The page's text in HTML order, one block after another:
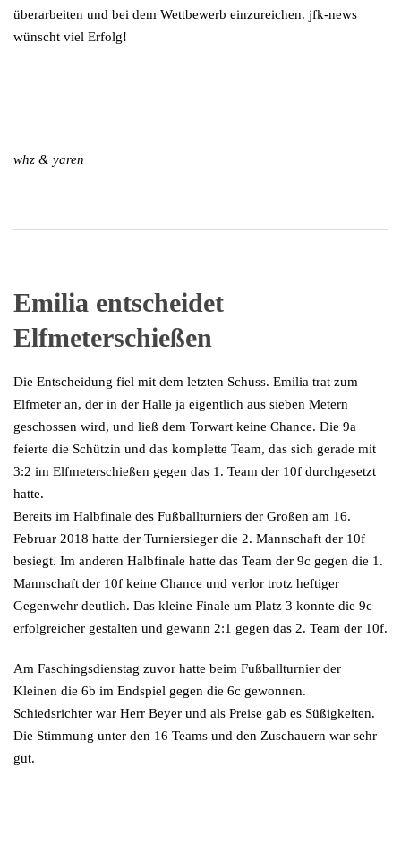
überarbeiten und bei dem Wettbewerb einzureichen. jfk-news
wünscht viel Erfolg!
whz & yaren
Emilia entscheidet
Elfmeterschießen
Die Entscheidung fiel mit dem letzten Schuss. Emilia trat zum
Elfmeter an, der in der Halle ja eigentlich aus sieben Metern
geschossen wird, und ließ dem Torwart keine Chance. Die 9a
feierte die Schützin und das komplette Team, das sich gerade mit
3:2 im Elfmeterschießen gegen das 1. Team der 10f durchgesetzt
hatte.
Bereits im Halbfinale des Fußballturniers der Großen am 16.
Februar 2018 hatte der Turniersieger die 2. Mannschaft der 10f
besiegt. Im anderen Halbfinale hatte das Team der 9c gegen die 1.
Mannschaft der 10f keine Chance und verlor trotz heftiger
Gegenwehr deutlich. Das kleine Finale um Platz 3 konnte die 9c
erfolgreicher gestalten und gewann 2:1 gegen das 2. Team der 10f.
Am Faschingsdienstag zuvor hatte beim Fußballturnier der
Kleinen die 6b im Endspiel gegen die 6c gewonnen.
Schiedsrichter war Herr Beyer und als Preise gab es Süßigkeiten.
Die Stimmung unter den 16 Teams und den Zuschauern war sehr
gut.